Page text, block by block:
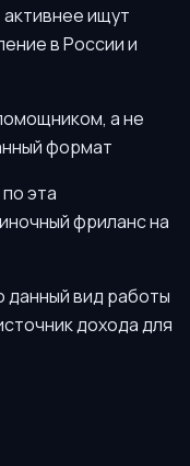
ищут
в России и
а не
формат
эта
фриланс на
данный вид работы
дохода для